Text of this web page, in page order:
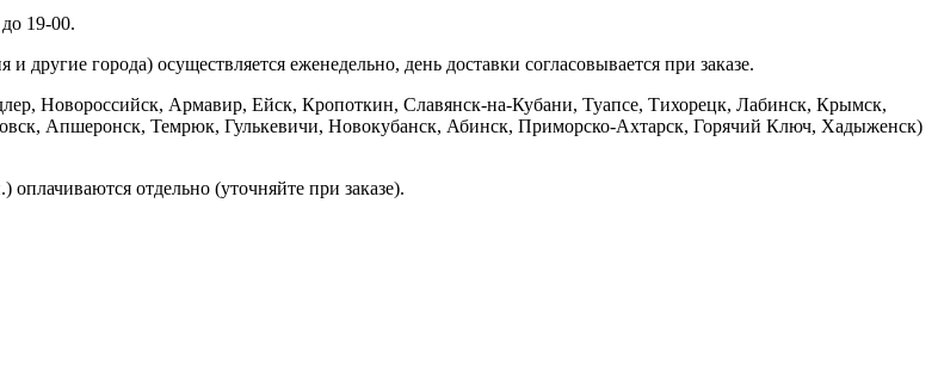
19-00.
города) осуществляется еженедельно, день доставки согласовывается при заказе.
Новороссийск, Армавир, Ейск, Кропоткин, Славянск-на-Кубани, Туапсе, Тихорецк, Лабинск, Крымск,
Апшеронск, Темрюк, Гулькевичи, Новокубанск, Абинск, Приморско-Ахтарск, Горячий Ключ, Хадыженск)
отдельно (уточняйте при заказе).